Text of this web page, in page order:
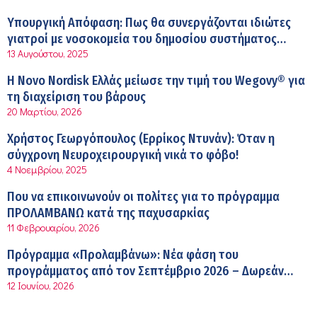
Σύσκεψη στον ΕΟΦ για την ομαλή λειτουργία της
εφοδιαστικής αλυσίδας των φαρμάκων στη διάρκεια
του καλοκαιριού
12:08 μμ
Μιχάλης Τάτσης, Insurance & Healthcare Analyst,
διευθυντής Επιχειρηματικής Ανάπτυξης Ομίλου HHG
11:54 πμ
Kavita Patel: Ένα στα πέντε καινοτόμα φάρμακα φτάνει
τελικά στην Ελλάδα
9:21 πμ
Υπάρχει τελικά «δίαιτα θυρεοειδούς»; Τι λέει η
επιστήμη για τη διατροφή και τα συμπληρώματα
7:38 πμ
Πυρκαγιά στη Δυτική Αττική: Οι κίνδυνοι για τη δημόσια
υγεία
7:16 πμ
Υπουργική Απόφαση: Πως θα συνεργάζονται ιδιώτες
γιατροί με νοσοκομεία του δημοσίου συστήματος
υγείας
13 Αυγούστου, 2025
Η Novo Nordisk Ελλάς μείωσε την τιμή του Wegovy® για
τη διαχείριση του βάρους
20 Μαρτίου, 2026
Χρήστος Γεωργόπουλος (Ερρίκος Ντυνάν): Όταν η
σύγχρονη Νευροχειρουργική νικά το φόβο!
4 Νοεμβρίου, 2025
Που να επικοινωνούν οι πολίτες για το πρόγραμμα
ΠΡΟΛΑΜΒΑΝΩ κατά της παχυσαρκίας
11 Φεβρουαρίου, 2026
Πρόγραμμα «Προλαμβάνω»: Νέα φάση του
προγράμματος από τον Σεπτέμβριο 2026 – Δωρεάν
προληπτικές εξετάσεις έως το 2030
12 Ιουνίου, 2026